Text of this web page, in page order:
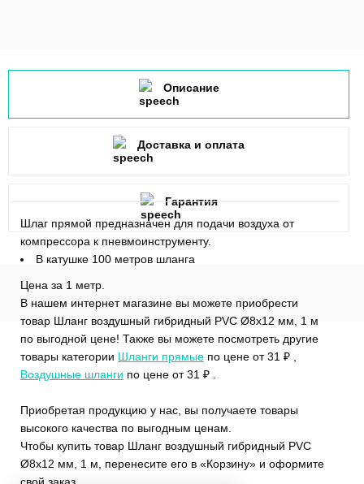
Описание
Шлаг прямой предназначен для подачи воздуха от
компрессора к пневмоинструменту.
В катушке 100 метров шланга
Цена за 1 метр.
В нашем интернет магазине вы можете приобрести
товар Шланг воздушный гибридный PVC Ø8х12 мм, 1 м
по выгодной цене! Также вы можете посмотреть другие
товары категории Шланги прямые по цене от 31 ₽ ,
Воздушные шланги по цене от 31 ₽ .
Приобретая продукцию у нас, вы получаете товары
высокого качества по выгодным ценам.
Чтобы купить товар Шланг воздушный гибридный PVC
Ø8х12 мм, 1 м, перенесите его в «Корзину» и оформите
свой заказ.
Доставка и оплата
Гарантия